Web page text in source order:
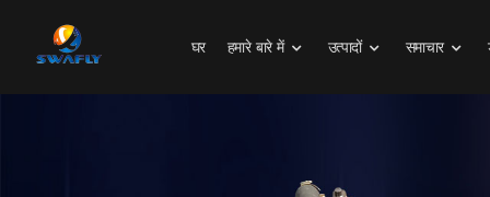
घर हमारे बारे में उत्पादों समाचार